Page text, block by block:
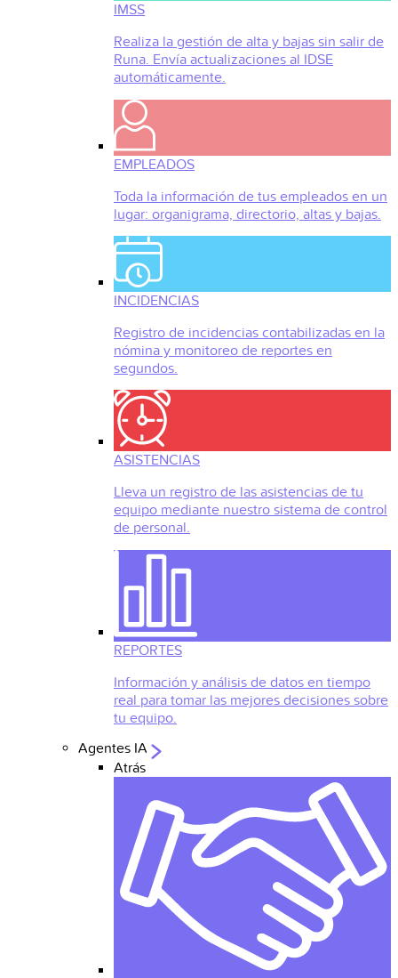
IMSS
Realiza la gestión de alta y bajas sin salir de
Runa. Envía actualizaciones al IDSE
automáticamente.
EMPLEADOS
Toda la información de tus empleados en un
lugar: organigrama, directorio, altas y bajas.
INCIDENCIAS
Registro de incidencias contabilizadas en la
nómina y monitoreo de reportes en
segundos.
ASISTENCIAS
Lleva un registro de las asistencias de tu
equipo mediante nuestro sistema de control
de personal.
REPORTES
Información y análisis de datos en tiempo
real para tomar las mejores decisiones sobre
tu equipo.
Agentes IA
Atrás